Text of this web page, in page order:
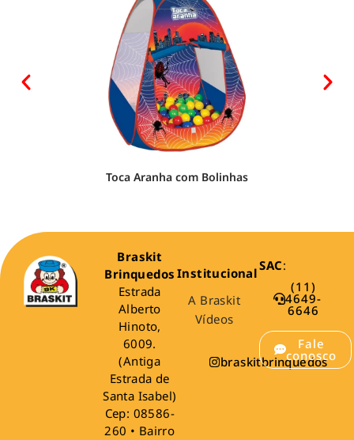
Toca Aranha com Bolinhas
Braskit
Brinquedos
Estrada
Alberto
Hinoto,
6009.
(Antiga
Estrada de
Santa Isabel)
Cep: 08586-
260 • Bairro
Institucional
A Braskit
Vídeos
braskitbrinquedos
SAC:
(11)
4649-
6646
Fale
conosco